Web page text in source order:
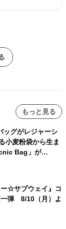
もっと見る
ッグがレジャーシ
小麦粉袋から生ま
Bag」が
ー☆サブウェイ』コ
一弾 8/10（月）よ